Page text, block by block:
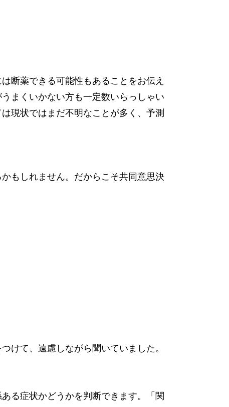
断薬できる可能性もあることをお伝え
まくいかない方も一定数いらっしゃい
現状ではまだ不明なことが多く、予測
もしれません。だからこそ共同意思決
けて、遠慮しながら聞いていました。
る症状かどうかを判断できます。「関